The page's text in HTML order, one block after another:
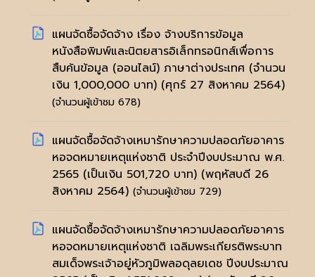
แผนจัดซื้อจัดจ้าง เรื่อง จ้างบริการข้อมูล
หนังสือพิมพ์และนิตยสารอิเล็กทรอนิกส์เพื่อการ
สืบค้นข้อมูล (ออนไลน์) ภาษาต่างประเทศ (จำนวน
เงิน 1,000,000 บาท) (ศุกร์ 27 สิงหาคม 2564)
(จำนวนผู้เข้าชม 678)
แผนจัดซื้อจัดจ้างเหมารักษาความปลอดภัยอาคาร
หอจดหมายเหตุแห่งชาติ ประจำปีงบประมาณ พ.ศ.
2565 (เป็นเงิน 501,720 บาท) (พฤหัสบดี 26
สิงหาคม 2564) (จำนวนผู้เข้าชม 729)
แผนจัดซื้อจัดจ้างเหมารักษาความปลอดภัยอาคาร
หอจดหมายเหตุแห่งชาติ เฉลิมพระเกียรติพระบาท
สมเด็จพระเจ้าอยู่หัวภูมิพลอดุลยเดช ปีงบประมาณ